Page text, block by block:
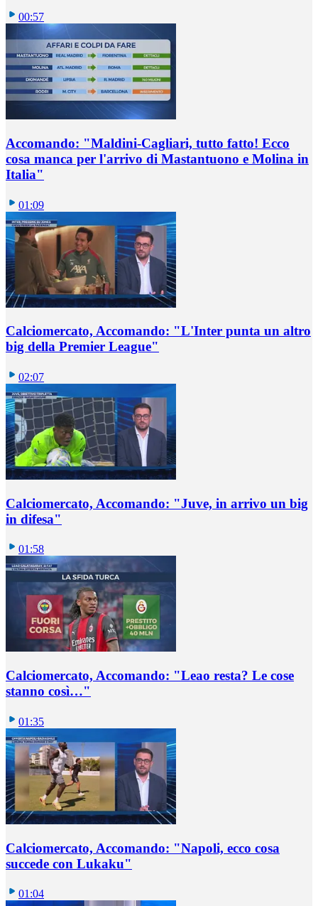
00:57
Accomando: "Maldini-Cagliari, tutto fatto! Ecco
cosa manca per l'arrivo di Mastantuono e Molina in
Italia"
01:09
Calciomercato, Accomando: "L'Inter punta un altro
big della Premier League"
02:07
Calciomercato, Accomando: "Juve, in arrivo un big
in difesa"
01:58
Calciomercato, Accomando: "Leao resta? Le cose
stanno così…"
01:35
Calciomercato, Accomando: "Napoli, ecco cosa
succede con Lukaku"
01:04